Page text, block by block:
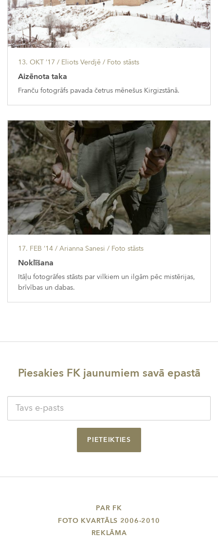
13. OKT ’17 / Eliots Verdjē / Foto stāsts
Aizēnota taka
Franču fotogrāfs pavada četrus mēnešus Kirgizstānā.
17. FEB ’14 / Arianna Sanesi / Foto stāsts
Noklīšana
Itāļu fotogrāfes stāsts par vilkiem un ilgām pēc mistērijas,
brīvības un dabas.
Piesakies FK jaunumiem savā epastā
PIETEIKTIES
PAR FK
FOTO KVARTĀLS 2006-2010
REKLĀMA